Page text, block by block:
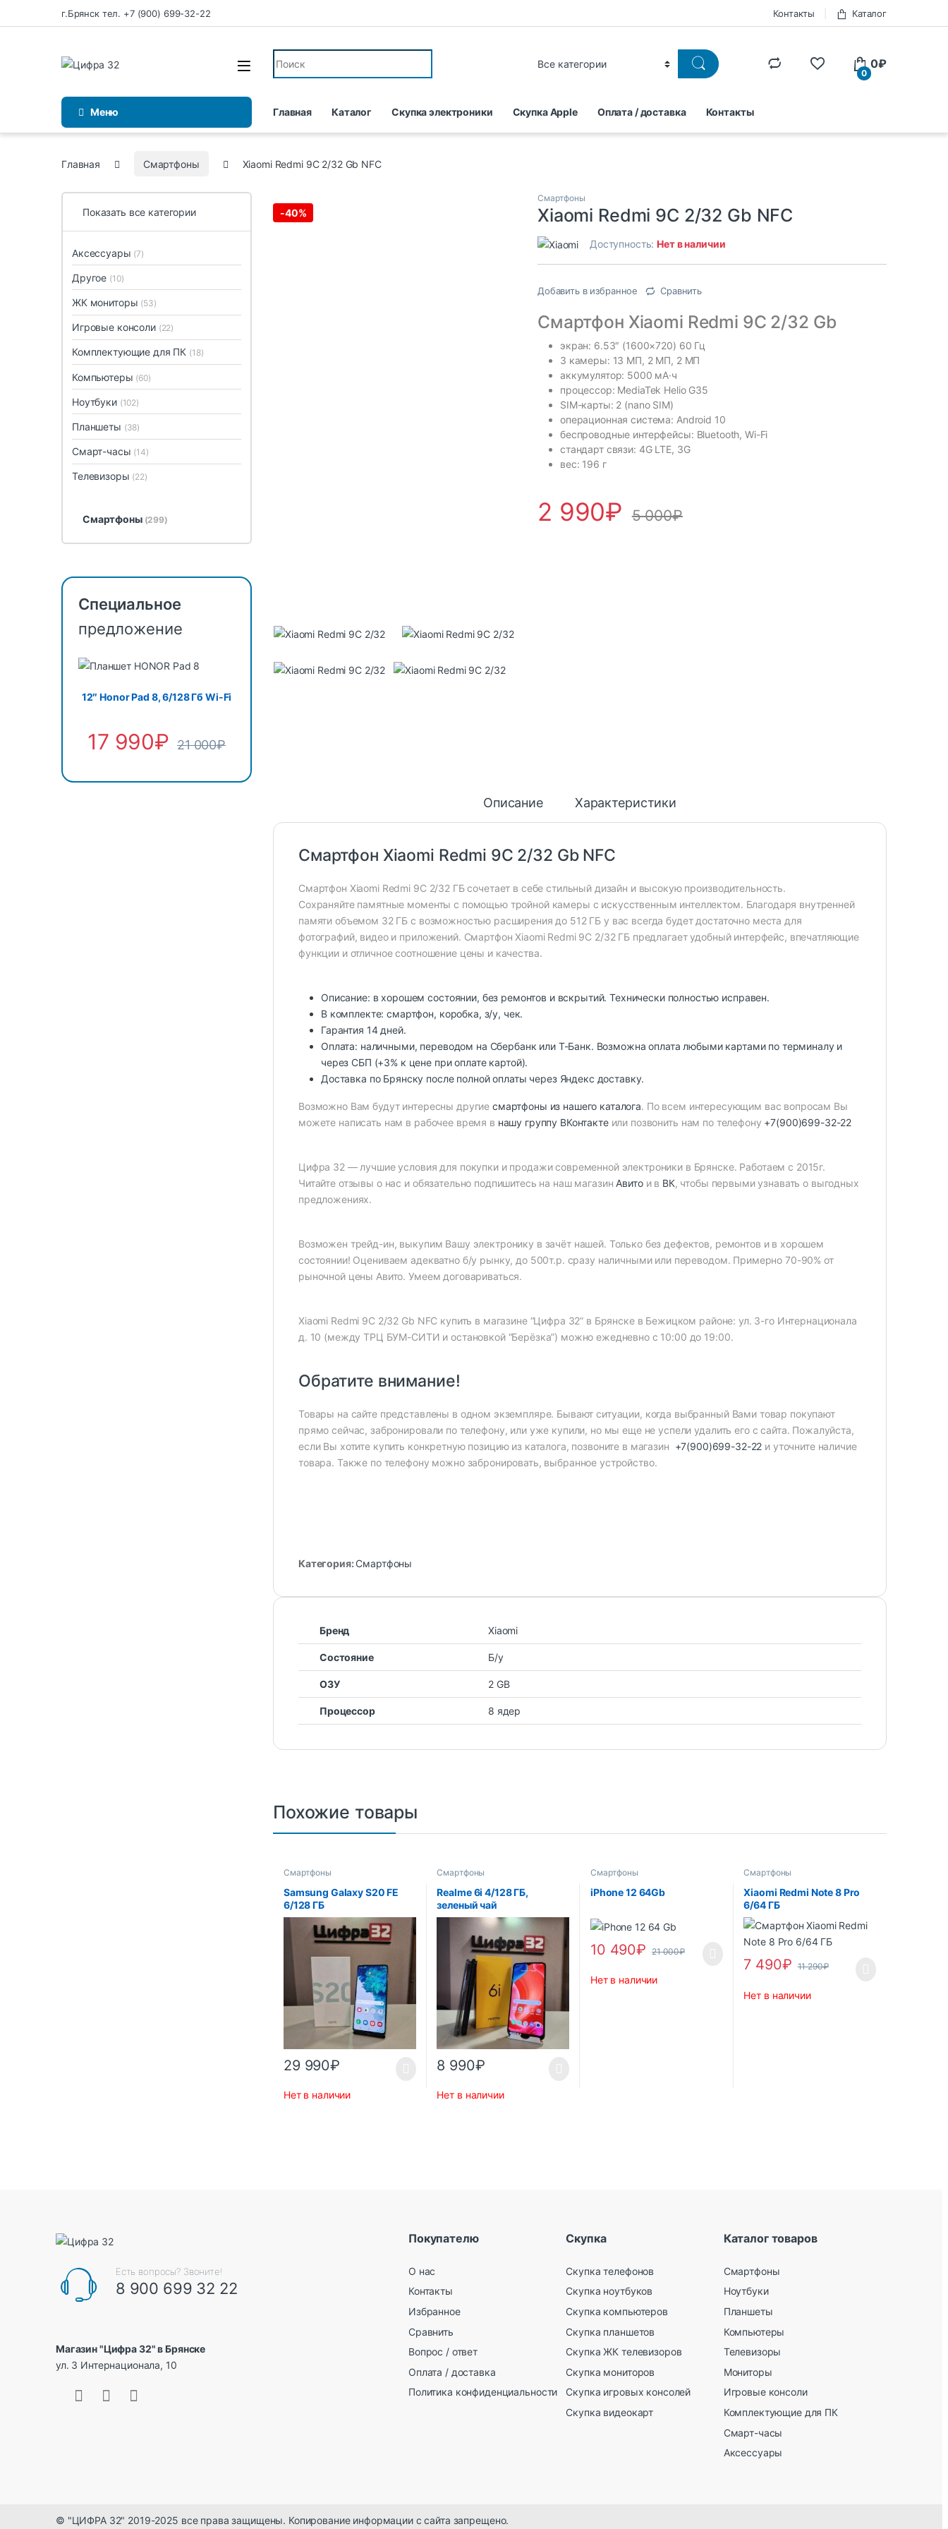
Перейти к навигации
Перейти к содержимомуг.Брянск тел. +7 (900) 699-32-22 Контакты Каталог
Искать:
0
0₽
Меню Главная Каталог Скупка электроники Скупка Apple Оплата / доставка Контакты
Главная Смартфоны Xiaomi Redmi 9C 2/32 Gb NFC
-40%
Смартфоны
Xiaomi Redmi 9C 2/32 Gb NFC
Доступность:Нет в наличии
Добавить в избранное Сравнить
Смартфон Xiaomi Redmi 9C 2/32 Gb
экран: 6.53″ (1600×720) 60 Гц
3 камеры: 13 МП, 2 МП, 2 МП
аккумулятор: 5000 мА·ч
процессор: MediaTek Helio G35
SIM-карты: 2 (nano SIM)
операционная система: Android 10
беспроводные интерфейсы: Bluetooth, Wi-Fi
стандарт связи: 4G LTE, 3G
вес: 196 г
2 990₽ 5 000₽
Описание Характеристики
Смартфон Xiaomi Redmi 9C 2/32 Gb NFC
Смартфон Xiaomi Redmi 9C 2/32 ГБ сочетает в себе стильный дизайн и высокую производительность.
Сохраняйте памятные моменты с помощью тройной камеры с искусственным интеллектом. Благодаря внутренней
памяти объемом 32 ГБ с возможностью расширения до 512 ГБ у вас всегда будет достаточно места для
фотографий, видео и приложений. Смартфон Xiaomi Redmi 9C 2/32 ГБ предлагает удобный интерфейс, впечатляющие
функции и отличное соотношение цены и качества.
Описание: в хорошем состоянии, без ремонтов и вскрытий. Технически полностью исправен.
В комплекте: смартфон, коробка, з/у, чек.
Гарантия 14 дней.
Оплата: наличными, переводом на Сбербанк или Т-Банк. Возможна оплата любыми картами по терминалу и
через СБП (+3% к цене при оплате картой).
Доставка по Брянску после полной оплаты через Яндекс доставку.
Возможно Вам будут интересны другие смартфоны из нашего каталога. По всем интересующим вас вопросам Вы
можете написать нам в рабочее время в нашу группу ВКонтактеили позвонить нам по телефону +7(900)699-32-22
Цифра 32 — лучшие условия для покупки и продажи современной электроники в Брянске. Работаем с 2015г.
Читайте отзывы о нас и обязательно подпишитесь на наш магазин Авитои в ВК, чтобы первыми узнавать о выгодных
предложениях.
Возможен трейд-ин, выкупим Вашу электронику в зачёт нашей. Только без дефектов, ремонтов и в хорошем
состоянии! Оцениваем адекватно б/у рынку, до 500т.р. сразу наличными или переводом. Примерно 70-90% от
рыночной цены Авито. Умеем договариваться.
Xiaomi Redmi 9C 2/32 Gb NFC купить в магазине “Цифра 32” в Брянске в Бежицком районе: ул. 3-го Интернационала
д. 10 (между ТРЦ БУМ-СИТИ и остановкой “Берёзка”) можно ежедневно с 10:00 до 19:00.
Обратите внимание!
Товары на сайте представлены в одном экземпляре. Бывают ситуации, когда выбранный Вами товар покупают
прямо сейчас, забронировали по телефону, или уже купили, но мы еще не успели удалить его с сайта. Пожалуйста,
если Вы хотите купить конкретную позицию из каталога, позвоните в магазин +7(900)699-32-22 и уточните наличие
товара. Также по телефону можно забронировать, выбранное устройство.
Категория: Смартфоны
Бренд Xiaomi
Состояние Б/у
ОЗУ 2 GB
Процессор 8 ядер
Похожие товары
Смартфоны
Samsung Galaxy S20 FE
6/128 ГБ
29 990₽
Нет в наличии
Смартфоны
Realme 6i 4/128 ГБ,
зеленый чай
8 990₽
Нет в наличии
Смартфоны
iPhone 12 64Gb
10 490₽ 21 000₽
Нет в наличии
Смартфоны
Xiaomi Redmi Note 8 Pro
6/64 ГБ
7 490₽ 11 290₽
Нет в наличии
Показать все категории
Аксессуары (7)
Другое (10)
ЖК мониторы (53)
Игровые консоли (22)
Комплектующие для ПК (18)
Компьютеры (60)
Ноутбуки (102)
Планшеты (38)
Смарт-часы (14)
Телевизоры (22)
Смартфоны (299)
Специальное
предложение
12″ Honor Pad 8, 6/128 Гб Wi-Fi
17 990₽ 21 000₽
Есть вопросы? Звоните!
8 900 699 32 22
Магазин "Цифра 32" в Брянске
ул. 3 Интернационала, 10
Покупателю
О нас
Контакты
Избранное
Сравнить
Вопрос / ответ
Оплата / доставка
Политика конфиденциальности
Скупка
Скупка телефонов
Скупка ноутбуков
Скупка компьютеров
Скупка планшетов
Скупка ЖК телевизоров
Скупка мониторов
Скупка игровых консолей
Скупка видеокарт
Каталог товаров
Смартфоны
Ноутбуки
Планшеты
Компьютеры
Телевизоры
Мониторы
Игровые консоли
Комплектующие для ПК
Смарт-часы
Аксессуары
© "ЦИФРА 32" 2019-2025 все права защищены. Копирование информации с сайта запрещено.